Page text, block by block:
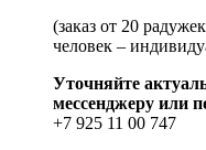
(заказ от 20
человек –
Уточняйте
мессенджеру или
+7 925 11 00 747